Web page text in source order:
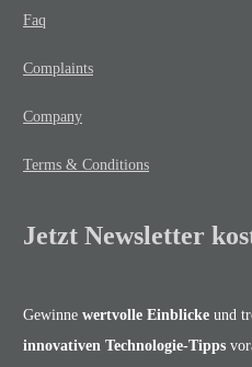
Faq
Complaints
Company
Terms & Conditions
Jetzt Newsletter
Gewinne wertvolle Einblicke und
innovativen Technologie-Tipps